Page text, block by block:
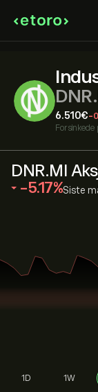
6.510‎€‎-
Forsinkede
DNR.MI
‎-5.17‎ Siste
1D 1W